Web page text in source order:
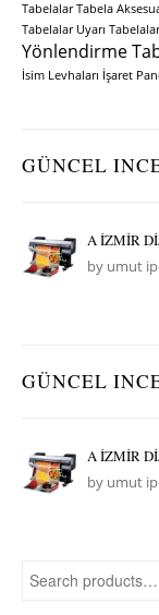
Tabelalar Tabela
Tabelalar Uyarı
Yönlendirme
İsim Levhaları İşaret
GÜNCEL
A İZMİR
by umut
GÜNCEL
A İZMİR
by umut
Search for: